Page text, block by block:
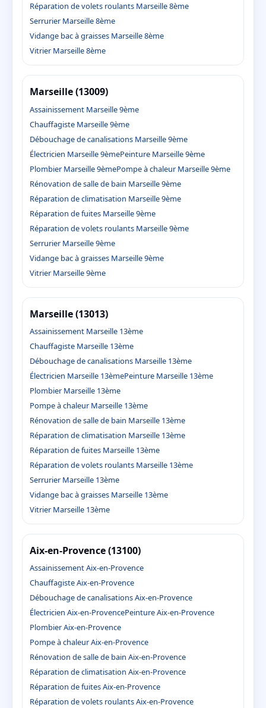
Réparation de volets roulants Marseille 8ème
Serrurier Marseille 8ème
Vidange bac à graisses Marseille 8ème
Vitrier Marseille 8ème
Marseille (13009)
Assainissement Marseille 9ème
Chauffagiste Marseille 9ème
Débouchage de canalisations Marseille 9ème
Électricien Marseille 9èmePeinture Marseille 9ème
Plombier Marseille 9èmePompe à chaleur Marseille 9ème
Rénovation de salle de bain Marseille 9ème
Réparation de climatisation Marseille 9ème
Réparation de fuites Marseille 9ème
Réparation de volets roulants Marseille 9ème
Serrurier Marseille 9ème
Vidange bac à graisses Marseille 9ème
Vitrier Marseille 9ème
Marseille (13013)
Assainissement Marseille 13ème
Chauffagiste Marseille 13ème
Débouchage de canalisations Marseille 13ème
Électricien Marseille 13èmePeinture Marseille 13ème
Plombier Marseille 13ème
Pompe à chaleur Marseille 13ème
Rénovation de salle de bain Marseille 13ème
Réparation de climatisation Marseille 13ème
Réparation de fuites Marseille 13ème
Réparation de volets roulants Marseille 13ème
Serrurier Marseille 13ème
Vidange bac à graisses Marseille 13ème
Vitrier Marseille 13ème
Aix-en-Provence (13100)
Assainissement Aix-en-Provence
Chauffagiste Aix-en-Provence
Débouchage de canalisations Aix-en-Provence
Électricien Aix-en-ProvencePeinture Aix-en-Provence
Plombier Aix-en-Provence
Pompe à chaleur Aix-en-Provence
Rénovation de salle de bain Aix-en-Provence
Réparation de climatisation Aix-en-Provence
Réparation de fuites Aix-en-Provence
Réparation de volets roulants Aix-en-Provence